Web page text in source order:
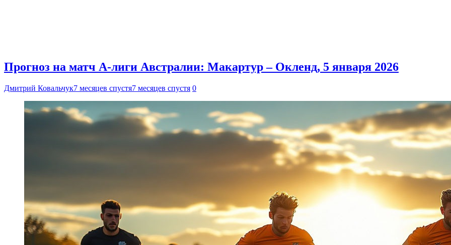
Прогноз на матч А-лиги Австралии: Макартур – Окленд, 5 января 2026
Дмитрий Ковальчук7 месяцев спустя7 месяцев спустя 0